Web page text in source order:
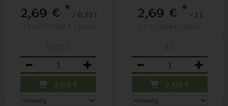
2,69 € * / 0,75 l
2,69 €
2,69 € * / 1 l
2,69 €